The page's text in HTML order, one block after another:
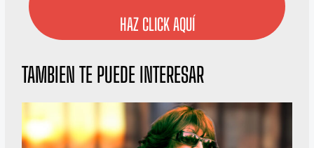
HAZ CLICK AQUÍ
TAMBIEN TE PUEDE INTERESAR